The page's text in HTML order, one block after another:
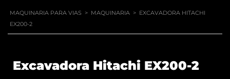
MAQUINARIA PARA VIAS > MAQUINARIA > EXCAVADORA HITACHI
EX200-2
Excavadora Hitachi EX200-2